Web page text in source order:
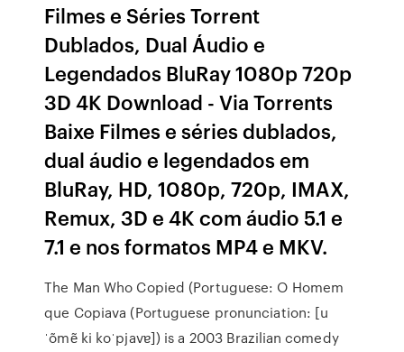
Filmes e Séries Torrent
Dublados, Dual Áudio e
Legendados BluRay 1080p 720p
3D 4K Download - Via Torrents
Baixe Filmes e séries dublados,
dual áudio e legendados em
BluRay, HD, 1080p, 720p, IMAX,
Remux, 3D e 4K com áudio 5.1 e
7.1 e nos formatos MP4 e MKV.
The Man Who Copied (Portuguese: O Homem
que Copiava (Portuguese pronunciation: [u
ˈõmẽ ki koˈpjavɐ]) is a 2003 Brazilian comedy